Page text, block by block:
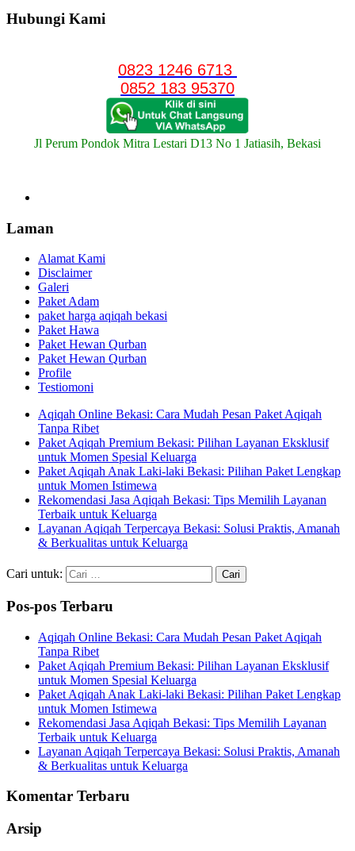
Hubungi Kami
0823 1246 6713
0852 183 95370
Jl Perum Pondok Mitra Lestari D13 No 1 Jatiasih, Bekasi
Laman
Alamat Kami
Disclaimer
Galeri
Paket Adam
paket harga aqiqah bekasi
Paket Hawa
Paket Hewan Qurban
Paket Hewan Qurban
Profile
Testiomoni
Aqiqah Online Bekasi: Cara Mudah Pesan Paket Aqiqah
Tanpa Ribet
Paket Aqiqah Premium Bekasi: Pilihan Layanan Eksklusif
untuk Momen Spesial Keluarga
Paket Aqiqah Anak Laki-laki Bekasi: Pilihan Paket Lengkap
untuk Momen Istimewa
Rekomendasi Jasa Aqiqah Bekasi: Tips Memilih Layanan
Terbaik untuk Keluarga
Layanan Aqiqah Terpercaya Bekasi: Solusi Praktis, Amanah
& Berkualitas untuk Keluarga
Cari untuk:
Pos-pos Terbaru
Aqiqah Online Bekasi: Cara Mudah Pesan Paket Aqiqah
Tanpa Ribet
Paket Aqiqah Premium Bekasi: Pilihan Layanan Eksklusif
untuk Momen Spesial Keluarga
Paket Aqiqah Anak Laki-laki Bekasi: Pilihan Paket Lengkap
untuk Momen Istimewa
Rekomendasi Jasa Aqiqah Bekasi: Tips Memilih Layanan
Terbaik untuk Keluarga
Layanan Aqiqah Terpercaya Bekasi: Solusi Praktis, Amanah
& Berkualitas untuk Keluarga
Komentar Terbaru
Arsip